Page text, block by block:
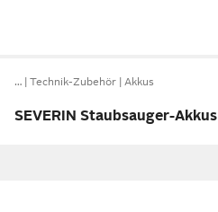
… Technik-Zubehör Akkus
SEVERIN Staubsauger-Akkus